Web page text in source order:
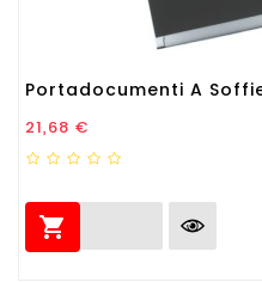
Portadocumenti A
Prezzo
21,68 €
